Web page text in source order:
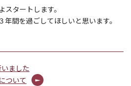
タートします。
間を過ごしてほしいと思います。
ました
ついて